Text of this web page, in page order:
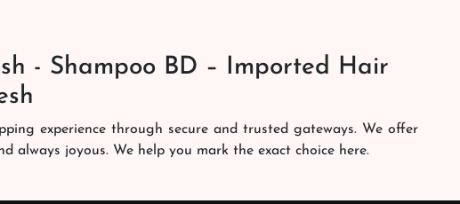
- Shampoo BD – Imported Hair
experience through secure and trusted gateways. We offer
always joyous. We help you mark the exact choice here.
team works round the clock to personally make sure the